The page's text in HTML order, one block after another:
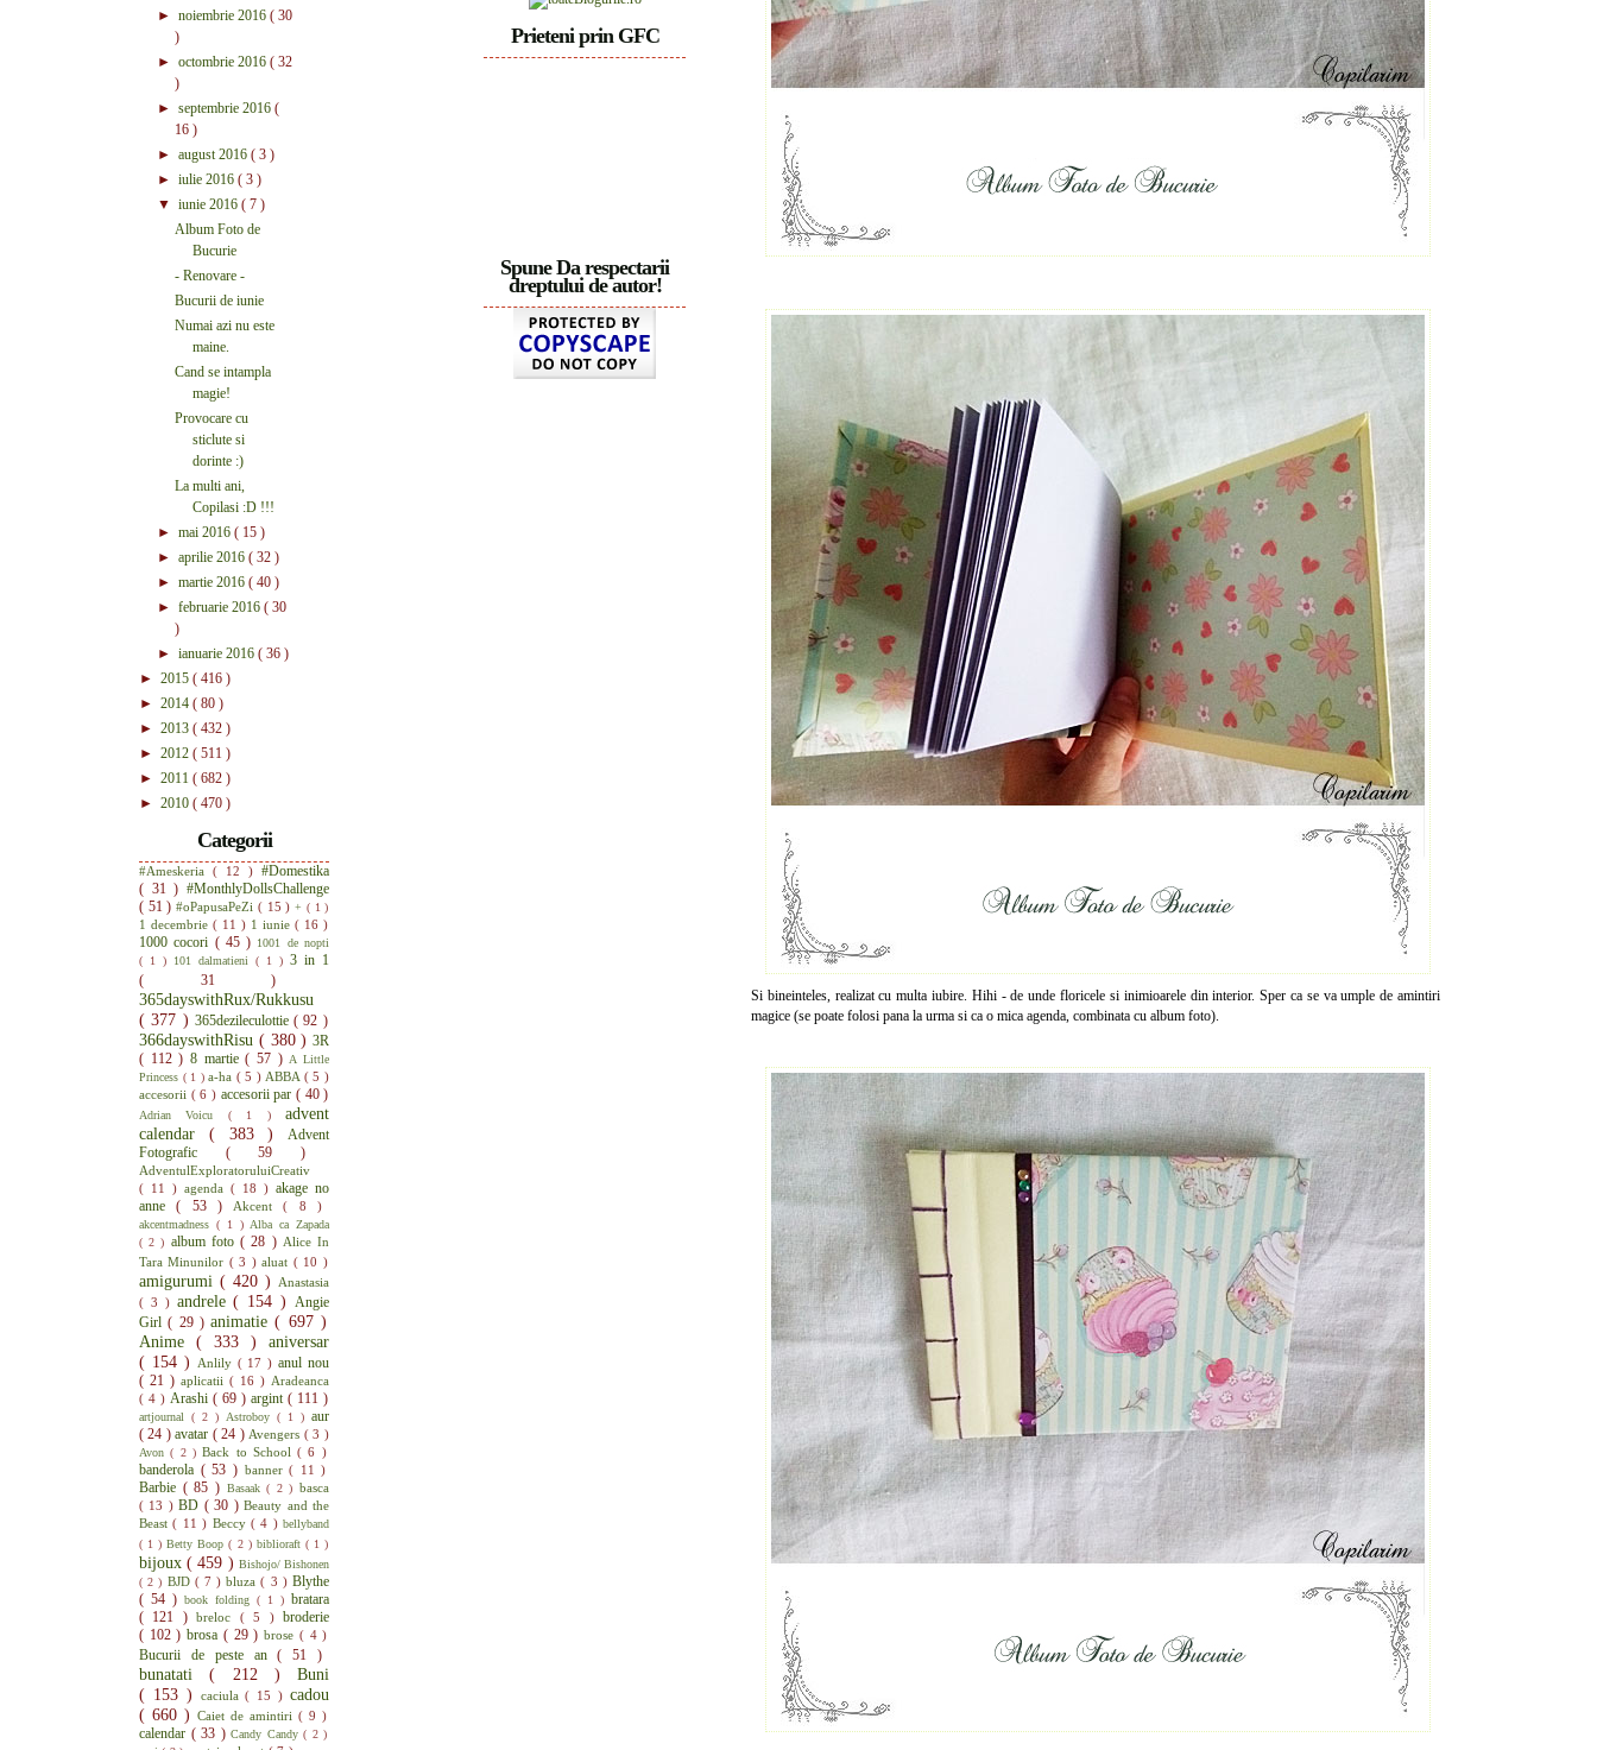
Si bineinteles, realizat cu multa iubire. Hihi - de unde floricele si inimioarele din interior. Sper ca se va umple de amintiri
magice (se poate folosi pana la urma si ca o mica agenda, combinata cu album foto).
Prieteni prin GFC
Spune Da respectarii
dreptului de autor!
► noiembrie 2016 ( 30
)
► octombrie 2016 ( 32
)
► septembrie 2016 (
16 )
► august 2016 ( 3 )
► iulie 2016 ( 3 )
▼ iunie 2016 ( 7 )
Album Foto de
Bucurie
- Renovare -
Bucurii de iunie
Numai azi nu este
maine.
Cand se intampla
magie!
Provocare cu
sticlute si
dorinte :)
La multi ani,
Copilasi :D !!!
► mai 2016 ( 15 )
► aprilie 2016 ( 32 )
► martie 2016 ( 40 )
► februarie 2016 ( 30
)
► ianuarie 2016 ( 36 )
► 2015 ( 416 )
► 2014 ( 80 )
► 2013 ( 432 )
► 2012 ( 511 )
► 2011 ( 682 )
► 2010 ( 470 )
Categorii
#Ameskeria ( 12 ) #Domestika
( 31 ) #MonthlyDollsChallenge
( 51 )#oPapusaPeZi ( 15 )+ ( 1 )
1 decembrie ( 11 ) 1 iunie ( 16 )
1000 cocori ( 45 ) 1001 de nopti
( 1 ) 101 dalmatieni ( 1 ) 3 in 1
( 31 )
365dayswithRux/Rukkusu
( 377 ) 365dezileculottie( 92 )
366dayswithRisu ( 380 ) 3R
( 112 ) 8 martie( 57 ) A Little
Princess ( 1 ) a-ha ( 5 ) ABBA ( 5 )
accesorii ( 6 ) accesorii par( 40 )
Adrian Voicu ( 1 )advent
calendar ( 383 )
Advent
Fotografic ( 59 )
AdventulExploratoruluiCreativ
( 11 ) agenda ( 18 ) akage no
anne( 53 ) Akcent( 8 )
akcentmadness ( 1 ) Alba ca Zapada
( 2 ) album foto( 28 ) Alice In
Tara Minunilor ( 3 )aluat ( 10 )
amigurumi ( 420 )
Anastasia
( 3 ) andrele( 154 )
Angie
Girl( 29 ) animatie( 697 )
Anime ( 333 ) aniversar
( 154 )
Anlily ( 17 )anul nou
( 21 ) aplicatii ( 16 ) Aradeanca
( 4 ) Arashi ( 69 ) argint ( 111 )
artjournal ( 2 ) Astroboy ( 1 ) aur
( 24 )avatar ( 24 ) Avengers ( 3 )
Avon( 2 )Back to School( 6 )
banderola ( 53 ) banner( 11 )
Barbie ( 85 ) Basaak( 2 ) basca
( 13 )BD ( 30 )Beauty and the
Beast( 11 ) Beccy ( 4 ) bellyband
( 1 )Betty Boop( 2 ) biblioraft ( 1 )
bijoux( 459 ) Bishojo/ Bishonen
( 2 ) BJD ( 7 )bluza( 3 )Blythe
( 54 ) book folding ( 1 ) bratara
( 121 )breloc ( 5 )broderie
( 102 )brosa ( 29 )brose ( 4 )
Bucurii de peste an( 51 )
bunatati( 212 ) Buni
( 153 )
caciula( 15 )cadou
( 660 ) Caiet de amintiri ( 9 )
calendar ( 33 )Candy Candy( 2 )